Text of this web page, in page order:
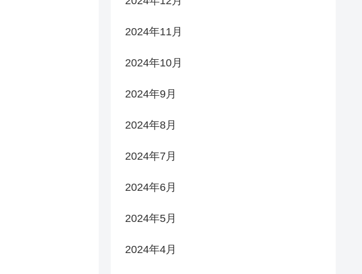
2024年11月
2024年10月
2024年9月
2024年8月
2024年7月
2024年6月
2024年5月
2024年4月